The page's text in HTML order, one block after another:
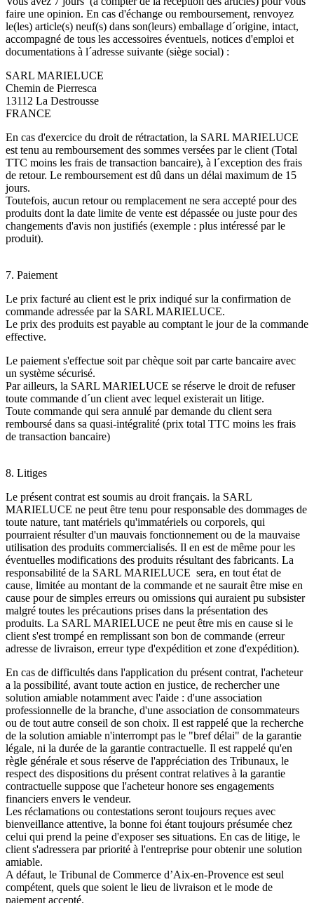
faire une opinion. En cas d'échange ou remboursement, renvoyez
le(les) article(s) neuf(s) dans son(leurs) emballage d´origine, intact,
accompagné de tous les accessoires éventuels, notices d'emploi et
documentations à l´adresse suivante (siège social) :
SARL MARIELUCE
Chemin de Pierresca
13112 La Destrousse
FRANCE
En cas d'exercice du droit de rétractation, la SARL MARIELUCE
est tenu au remboursement des sommes versées par le client (Total
TTC moins les frais de transaction bancaire), à l´exception des frais
de retour. Le remboursement est dû dans un délai maximum de 15
jours.
Toutefois, aucun retour ou remplacement ne sera accepté pour des
produits dont la date limite de vente est dépassée ou juste pour des
changements d'avis non justifiés (exemple : plus intéressé par le
produit).
7. Paiement
Le prix facturé au client est le prix indiqué sur la confirmation de
commande adressée par la SARL MARIELUCE.
Le prix des produits est payable au comptant le jour de la commande
effective.
Le paiement s'effectue soit par chèque soit par carte bancaire avec
un système sécurisé.
Par ailleurs, la SARL MARIELUCE se réserve le droit de refuser
toute commande d´un client avec lequel existerait un litige.
Toute commande qui sera annulé par demande du client sera
remboursé dans sa quasi-intégralité (prix total TTC moins les frais
de transaction bancaire)
8. Litiges
Le présent contrat est soumis au droit français. la SARL
MARIELUCE ne peut être tenu pour responsable des dommages de
toute nature, tant matériels qu'immatériels ou corporels, qui
pourraient résulter d'un mauvais fonctionnement ou de la mauvaise
utilisation des produits commercialisés. Il en est de même pour les
éventuelles modifications des produits résultant des fabricants. La
responsabilité de la SARL MARIELUCE sera, en tout état de
cause, limitée au montant de la commande et ne saurait être mise en
cause pour de simples erreurs ou omissions qui auraient pu subsister
malgré toutes les précautions prises dans la présentation des
produits. La SARL MARIELUCE ne peut être mis en cause si le
client s'est trompé en remplissant son bon de commande (erreur
adresse de livraison, erreur type d'expédition et zone d'expédition).
En cas de difficultés dans l'application du présent contrat, l'acheteur
a la possibilité, avant toute action en justice, de rechercher une
solution amiable notamment avec l'aide : d'une association
professionnelle de la branche, d'une association de consommateurs
ou de tout autre conseil de son choix. Il est rappelé que la recherche
de la solution amiable n'interrompt pas le "bref délai" de la garantie
légale, ni la durée de la garantie contractuelle. Il est rappelé qu'en
règle générale et sous réserve de l'appréciation des Tribunaux, le
respect des dispositions du présent contrat relatives à la garantie
contractuelle suppose que l'acheteur honore ses engagements
financiers envers le vendeur.
Les réclamations ou contestations seront toujours reçues avec
bienveillance attentive, la bonne foi étant toujours présumée chez
celui qui prend la peine d'exposer ses situations. En cas de litige, le
client s'adressera par priorité à l'entreprise pour obtenir une solution
amiable.
A défaut, le Tribunal de Commerce d’Aix-en-Provence est seul
compétent, quels que soient le lieu de livraison et le mode de
paiement accepté.